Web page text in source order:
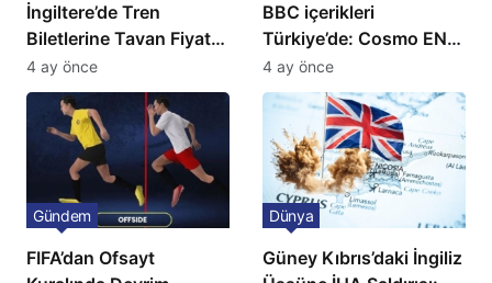
İngiltere’de Tren
Biletlerine Tavan Fiyat:
Ulaşımda Yeni
Düzenleme
4 ay önce
BBC içerikleri
Türkiye’de: Cosmo EN
ve BBC Player yayında
4 ay önce
FIFA’dan Ofsayt
Gündem
Güney Kıbrıs’daki İngiliz
Dünya